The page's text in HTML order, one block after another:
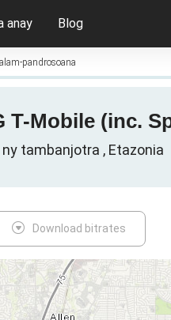
anay Blog
pandrosoana
T-Mobile (inc.
tambanjotra , Etazonia
Download bitrates